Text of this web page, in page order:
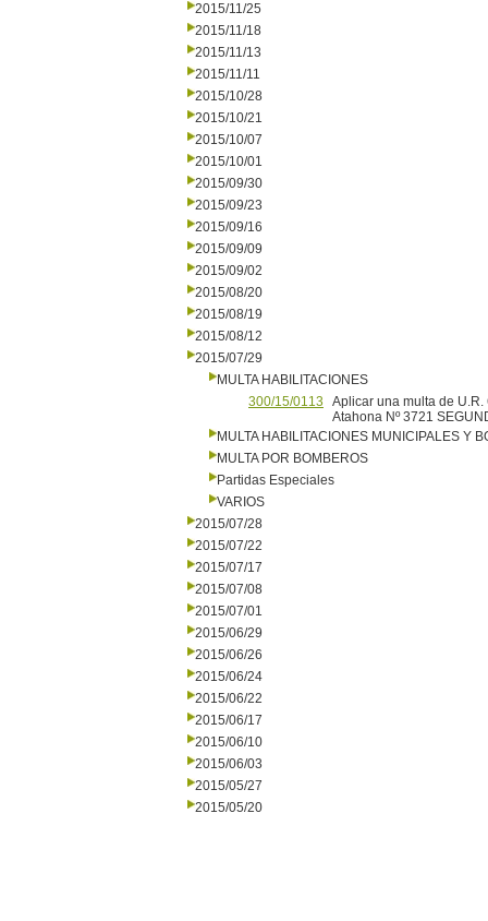
2015/11/25
2015/11/18
2015/11/13
2015/11/11
2015/10/28
2015/10/21
2015/10/07
2015/10/01
2015/09/30
2015/09/23
2015/09/16
2015/09/09
2015/09/02
2015/08/20
2015/08/19
2015/08/12
2015/07/29
MULTA HABILITACIONES
300/15/0113
Aplicar una multa de
Atahona Nº 3721
MULTA HABILITACIONES MUNICIPALES Y
MULTA POR BOMBEROS
Partidas Especiales
VARIOS
2015/07/28
2015/07/22
2015/07/17
2015/07/08
2015/07/01
2015/06/29
2015/06/26
2015/06/24
2015/06/22
2015/06/17
2015/06/10
2015/06/03
2015/05/27
2015/05/20